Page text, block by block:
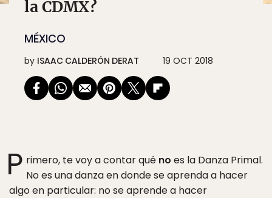
la CDMX?
MÉXICO
by ISAAC CALDERÓN DERAT 19 OCT 2018
P rimero, te voy a contar qué no es la Danza Primal.
No es una danza en donde se aprenda a hacer
algo en particular: no se aprende a hacer